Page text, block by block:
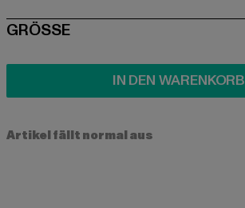
SIZE
GRÖSSE
IN DEN WARENKORB
Artikel fällt normal aus